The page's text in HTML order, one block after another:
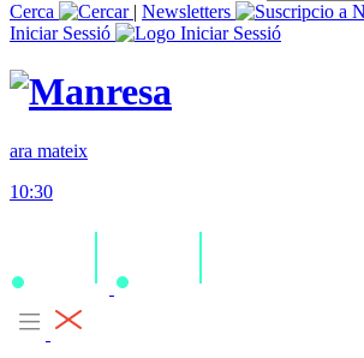
Cerca
| Newsletters
Iniciar Sessió
ara mateix
10:30